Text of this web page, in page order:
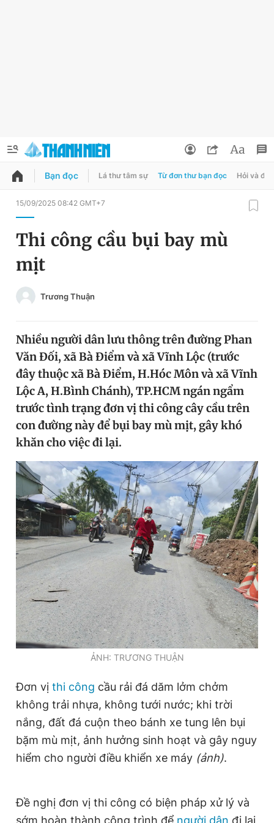
QUẢNG CÁO
Chuyên mục
Chuyên mục khác
Tin thị trường Tin 360
Video Magazine
Sản phẩm khác
Tiện ích Bạn cần biết
Thông tin tòa soạn Liên hệ quảng cáo
Đọc Thanh Niên trên điện thoại
Hotline
0906 645 777
Liên hệ quảng cáo
0908 780 404
Đặt báo Quảng cáo RSS Tòa soạn Chính sách bảo
Phó tổng biên tập: Trần Việt Hưng
Tổng thư ký tòa soạn: Đức Trung
Đổi mật khẩu
Tin đã lưu
Tin đã xem
Đăng xuất
Bạn đọc Lá thư tâm sự Từ đơn thư bạn đọc Hỏi và đáp
15/09/2025 08:42 GMT+7
Thi công cầu bụi bay mù
mịt
Trương Thuận
Nhiều người dân lưu thông trên đường Phan
Văn Đối, xã Bà Điểm và xã Vĩnh Lộc (trước
đây thuộc xã Bà Điểm, H.Hóc Môn và xã Vĩnh
Lộc A, H.Bình Chánh), TP.HCM ngán ngẩm
trước tình trạng đơn vị thi công cây cầu trên
con đường này để bụi bay mù mịt, gây khó
khăn cho việc đi lại.
ẢNH: TRƯƠNG THUẬN
Đơn vị thi công cầu rải đá dăm lởm chởm
không trải nhựa, không tưới nước; khi trời
nắng, đất đá cuộn theo bánh xe tung lên bụi
bặm mù mịt, ảnh hưởng sinh hoạt và gây nguy
hiểm cho người điều khiển xe máy (ảnh).
Đề nghị đơn vị thi công có biện pháp xử lý và
sớm hoàn thành công trình để người dân đi lại